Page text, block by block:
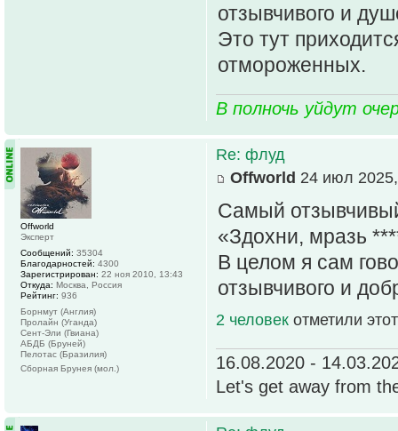
отзывчивого и
Это тут
отмороженных.
В полночь уйдут
Re: флуд
Offworld 24 июл
Самый
«Здохни, мразь
В целом я сам
отзывчивого и
2 человек отметили
16.08.2020 -
Let's get away from
Offworld
Эксперт
Сообщений: 35304
Благодарностей: 4300
Зарегистрирован: 22 ноя 2010, 13:43
Откуда: Москва, Россия
Рейтинг: 936
Борнмут (Англия)
Пролайн (Уганда)
Сент-Эли (Гвиана)
АБДБ (Бруней)
Пелотас (Бразилия)
Сборная Брунея (мол.)